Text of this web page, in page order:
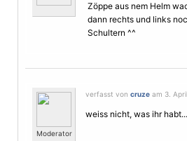
Zöppe aus nem Helm
dann rechts und links
Schultern ^^
Moderator
verfasst von cruze am 3.
weiss nicht, was ihr